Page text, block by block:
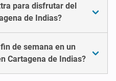
para disfrutar del
de Indias?
de semana en un
Cartagena de Indias?